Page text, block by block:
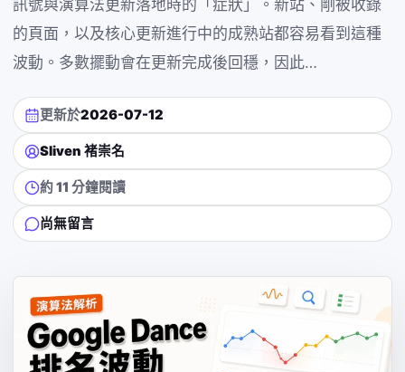
訊號與演算法更新落地時的「症狀」。新站、剛被收錄
的頁面，以及核心更新進行中的成熟站都容易看到這種
波動。多數擺動會在更新完成後回穩，因此…
更新於2026-07-12
Sliven 褚崇名
約 11 分鐘閱讀
尚無留言